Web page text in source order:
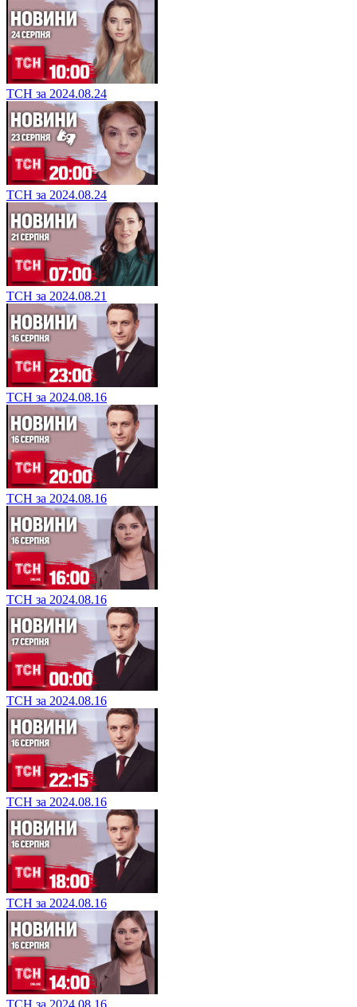
ТСН за 2024.08.24
ТСН за 2024.08.24
ТСН за 2024.08.21
ТСН за 2024.08.16
ТСН за 2024.08.16
ТСН за 2024.08.16
ТСН за 2024.08.16
ТСН за 2024.08.16
ТСН за 2024.08.16
ТСН за 2024.08.16